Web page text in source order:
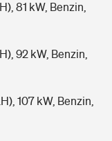
81 kW, Benzin,
92 kW, Benzin,
107 kW, Benzin,